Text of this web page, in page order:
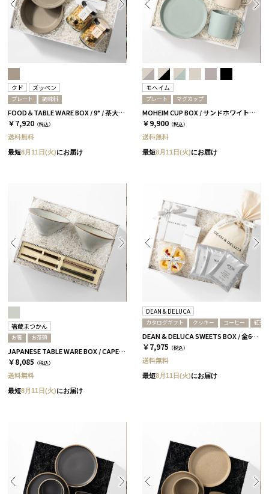
クド ズッペン
プレート 調味料
FOOD＆TABLE WARE BOX / 9° / 茶大色 / ズッペン
￥7,920 （税込）
送料無料
最短8月11日(火)にお届け
モヘイム
プレート マグカップ
MOHEIM CUP BOX / サンドホワイト＆ライトブルー［モヘイム］
￥9,900 （税込）
送料無料
最短8月11日(火)にお届け
箸蔵まつかん
お箸 お茶碗
JAPANESE TABLE WARE BOX / CAPE / 茶碗+箸 / 浅葱＆桜
￥8,085 （税込）
送料無料
最短8月11日(火)にお届け
DEAN & DELUCA
カタログギフト クッキー コーヒー 紅茶
DEAN & DELUCA SWEETS BOX / 全6種［ディーン&デルーカ］ コーヒー / チャコール
￥7,975 （税込）
送料無料
最短8月11日(火)にお届け